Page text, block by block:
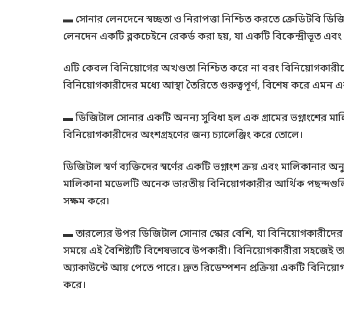
▬ সোনার লেনদেনে স্বচ্ছতা ও নিরাপত্তা নিশ্চিত করতে ক্রেডিটবি
লেনদেন একটি ব্লকচেইনে রেকর্ড করা হয়, যা একটি বিকেন্দ্রীভূত
এটি কেবল বিনিয়োগের অখণ্ডতা নিশ্চিত করে না বরং
বিনিয়োগকারীদের মধ্যে আস্থা তৈরিতে গুরুত্বপূর্ণ, বিশেষ করে এমন
▬ ডিজিটাল সোনার একটি অনন্য সুবিধা হল এক গ্রামের ভগ্নাংশের
বিনিয়োগকারীদের অংশগ্রহণের জন্য চ্যালেঞ্জিং করে তোলে।
ডিজিটাল স্বর্ণ ব্যক্তিদের স্বর্ণের একটি ভগ্নাংশ ক্রয় এবং
মালিকানা মডেলটি অনেক ভারতীয় বিনিয়োগকারীর আর্থিক
সক্ষম করে৷
▬ তারল্যের উপর ডিজিটাল সোনার স্কোর বেশি, যা
সময়ে এই বৈশিষ্ট্যটি বিশেষভাবে উপকারী। বিনিয়োগকারীরা সহজেই
অ্যাকাউন্টে আয় পেতে পারে। দ্রুত রিডেম্পশন প্রক্রিয়া একটি
করে।